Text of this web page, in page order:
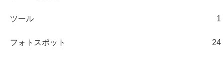
ツール 1
フォトスポット 24